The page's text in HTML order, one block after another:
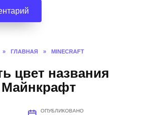
» ГЛАВНАЯ » MINECRAFT
цвет названия
ОПУБЛИКОВАНО